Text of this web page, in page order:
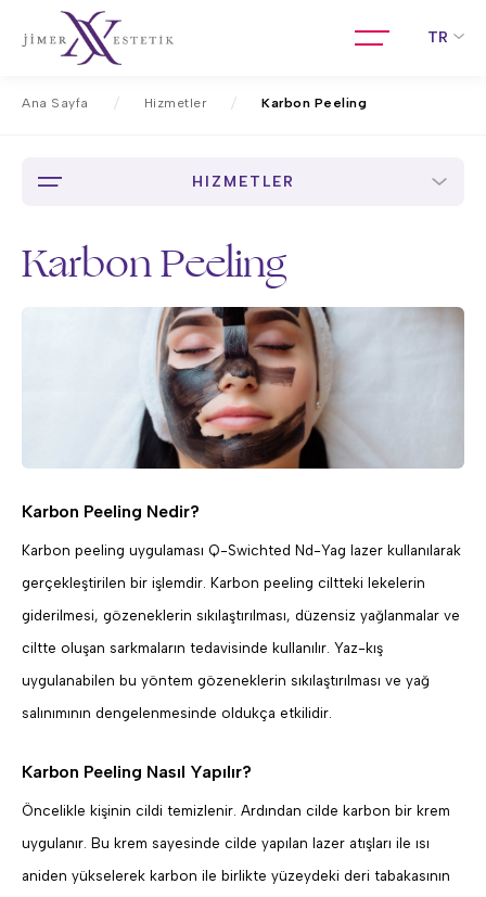
TR
Ana Sayfa Hizmetler Karbon Peeling
HIZMETLER
Karbon Peeling
Karbon Peeling Nedir?
Karbon peeling uygulaması Q-Swichted Nd-Yag lazer kullanılarak
gerçekleştirilen bir işlemdir. Karbon peeling ciltteki lekelerin
giderilmesi, gözeneklerin sıkılaştırılması, düzensiz yağlanmalar ve
ciltte oluşan sarkmaların tedavisinde kullanılır. Yaz-kış
uygulanabilen bu yöntem gözeneklerin sıkılaştırılması ve yağ
salınımının dengelenmesinde oldukça etkilidir.
Karbon Peeling Nasıl Yapılır?
Öncelikle kişinin cildi temizlenir. Ardından cilde karbon bir krem
uygulanır. Bu krem sayesinde cilde yapılan lazer atışları ile ısı
aniden yükselerek karbon ile birlikte yüzeydeki deri tabakasının